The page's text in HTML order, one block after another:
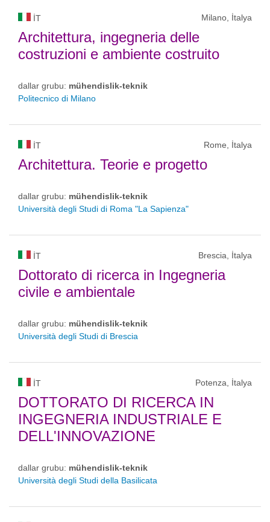
IT Milano, İtalya
Architettura, ingegneria delle
costruzioni e ambiente costruito
dallar grubu: mühendislik-teknik
Politecnico di Milano
IT Rome, İtalya
Architettura. Teorie e progetto
dallar grubu: mühendislik-teknik
Università degli Studi di Roma "La Sapienza"
IT Brescia, İtalya
Dottorato di ricerca in Ingegneria
civile e ambientale
dallar grubu: mühendislik-teknik
Università degli Studi di Brescia
IT Potenza, İtalya
DOTTORATO DI RICERCA IN
INGEGNERIA INDUSTRIALE E
DELL'INNOVAZIONE
dallar grubu: mühendislik-teknik
Università degli Studi della Basilicata